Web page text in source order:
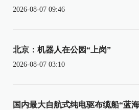
2026-08-07 09:46
北京：机器人在公园“上岗”
2026-08-07 03:10
国内最大自航式纯电驱布缆船“蓝